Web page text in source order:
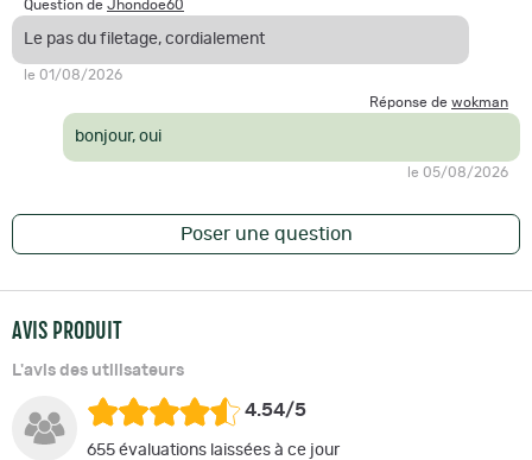
Question de Jhondoe60
Le pas du filetage, cordialement
le 01/08/2026
Réponse de wokman
bonjour, oui
le 05/08/2026
Poser une question
AVIS PRODUIT
L'avis des utilisateurs
4.54/5
655 évaluations laissées à ce jour